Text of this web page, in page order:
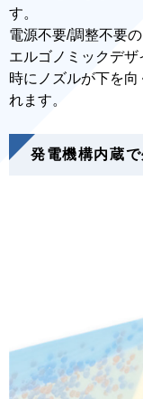
す。
電源不要/調整不要の
エルゴノミックデ
時にノズルが下を
れます。
発電機構内蔵